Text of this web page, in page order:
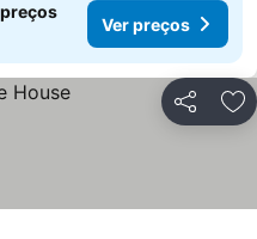
Ver preços
Partilhar